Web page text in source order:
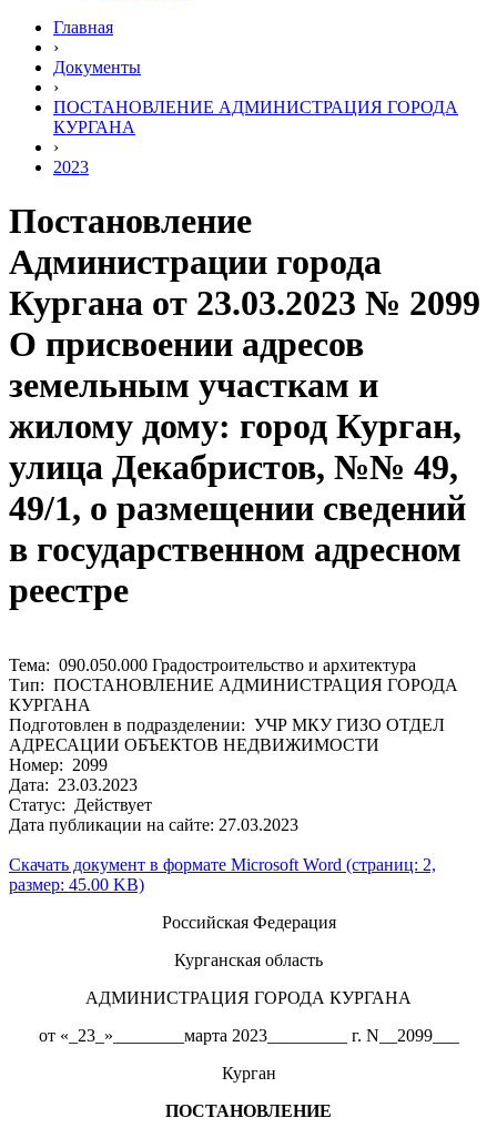
Главная
›
Документы
›
ПОСТАНОВЛЕНИЕ АДМИНИСТРАЦИЯ ГОРОДА
КУРГАНА
›
2023
Постановление
Администрации города
Кургана от 23.03.2023 № 2099
О присвоении адресов
земельным участкам и
жилому дому: город Курган,
улица Декабристов, №№ 49,
49/1, о размещении сведений
в государственном адресном
реестре
Тема: 090.050.000 Градостроительство и архитектура
Тип: ПОСТАНОВЛЕНИЕ АДМИНИСТРАЦИЯ ГОРОДА
КУРГАНА
Подготовлен в подразделении: УЧР МКУ ГИЗО ОТДЕЛ
АДРЕСАЦИИ ОБЪЕКТОВ НЕДВИЖИМОСТИ
Номер: 2099
Дата: 23.03.2023
Статус: Действует
Дата публикации на сайте: 27.03.2023
Скачать документ в формате Microsoft Word (страниц: 2,
размер: 45.00 KB)
Российская Федерация
Курганская область
АДМИНИСТРАЦИЯ ГОРОДА КУРГАНА
от «_23_»________марта 2023_________ г. N__2099___
Курган
ПОСТАНОВЛЕНИЕ